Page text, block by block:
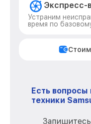
Экспресс-
Устраним
время по
Есть вопросы
техники